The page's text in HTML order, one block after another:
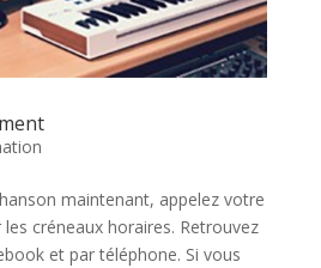
maintenant, appelez votre
créneaux horaires. Retrouvez
et par téléphone. Si vous